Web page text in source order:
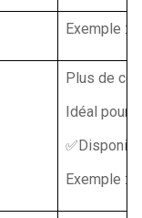
Exemple :
Plus de
Idéal pour
Exemple :